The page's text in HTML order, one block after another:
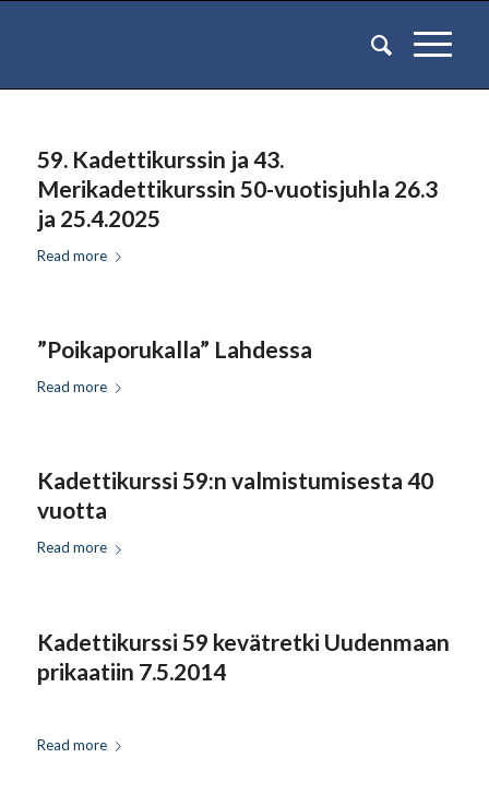
59. Kadettikurssin ja 43.
Merikadettikurssin 50-vuotisjuhla 26.3
ja 25.4.2025
Read more
”Poikaporukalla” Lahdessa
Read more
Kadettikurssi 59:n valmistumisesta 40
vuotta
Read more
Kadettikurssi 59 kevätretki Uudenmaan
prikaatiin 7.5.2014
Read more